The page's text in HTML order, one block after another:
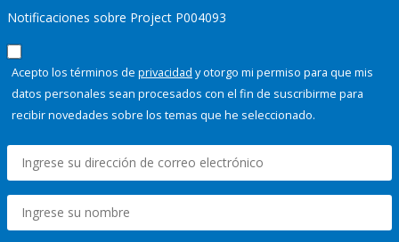
Notificaciones sobre Project P004093
Acepto los términos de privacidad y otorgo mi permiso para que mis
datos personales sean procesados con el fin de suscribirme para
recibir novedades sobre los temas que he seleccionado.